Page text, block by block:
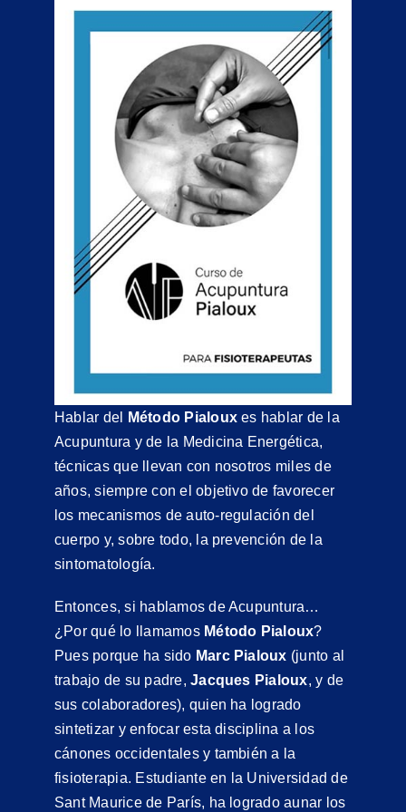
Hablar del Método Pialoux es hablar de la
Acupuntura y de la Medicina Energética,
técnicas que llevan con nosotros miles de
años, siempre con el objetivo de favorecer
los mecanismos de auto-regulación del
cuerpo y, sobre todo, la prevención de la
sintomatología.
Entonces, si hablamos de Acupuntura…
¿Por qué lo llamamos Método Pialoux?
Pues porque ha sido Marc Pialoux (junto al
trabajo de su padre,Jacques Pialoux, y de
sus colaboradores), quien ha logrado
sintetizar y enfocar esta disciplina a los
cánones occidentales y también a la
fisioterapia. Estudiante en la Universidad de
Sant Maurice de París, ha logrado aunar los